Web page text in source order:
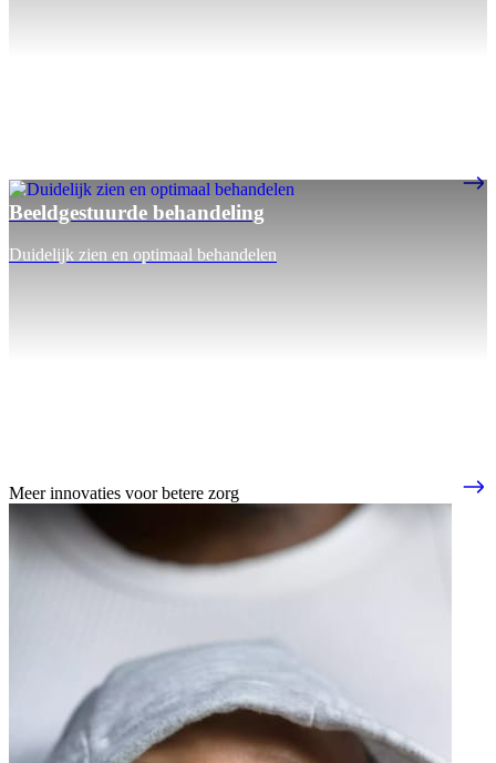
Beeldgestuurde behandeling
Duidelijk zien en optimaal behandelen
Meer innovaties voor betere zorg